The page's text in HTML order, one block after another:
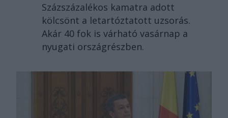
Százszázalékos kamatra adott
kölcsönt a letartóztatott uzsorás.
Akár 40 fok is várható vasárnap a
nyugati országrészben.